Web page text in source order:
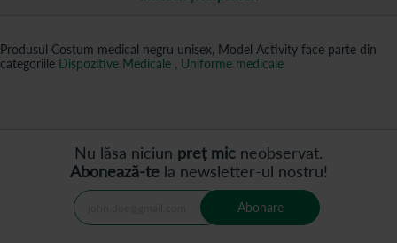
Produsul Costum medical negru unisex, Model Activity face parte din
categoriile Dispozitive Medicale , Uniforme medicale
Nu lăsa niciun preț mic neobservat.
Abonează-tela newsletter-ul nostru!
Abonare